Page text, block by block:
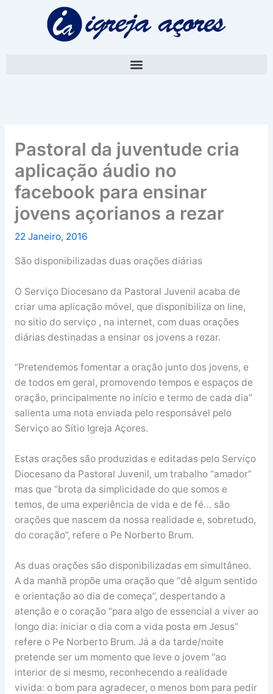
Pastoral da juventude cria
aplicação áudio no
facebook para ensinar
jovens açorianos a rezar
22 Janeiro, 2016
São disponibilizadas duas orações diárias
O Serviço Diocesano da Pastoral Juvenil acaba de
criar uma aplicação móvel, que disponibiliza on line,
no sitio do serviço , na internet, com duas orações
diárias destinadas a ensinar os jovens a rezar.
“Pretendemos fomentar a oração junto dos jovens, e
de todos em geral, promovendo tempos e espaços de
oração, principalmente no início e termo de cada dia”
salienta uma nota enviada pelo responsável pelo
Serviço ao Sítio Igreja Açores.
Estas orações são produzidas e editadas pelo Serviço
Diocesano da Pastoral Juvenil, um trabalho “amador”
mas que “brota da simplicidade do que somos e
temos, de uma experiência de vida e de fé… são
orações que nascem da nossa realidade e, sobretudo,
do coração”, refere o Pe Norberto Brum.
As duas orações são disponibilizadas em simultâneo.
A da manhã propõe uma oração que “dê algum sentido
e orientação ao dia de começa”, despertando a
atenção e o coração “para algo de essencial a viver ao
longo dia: iniciar o dia com a vida posta em Jesus”
refere o Pe Norberto Brum. Já a da tarde/noite
pretende ser um momento que leve o jovem “ao
interior de si mesmo, reconhecendo a realidade
vivida: o bom para agradecer, o menos bom para pedir